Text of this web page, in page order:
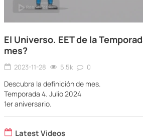
El Universo. EET de la
mes?
2023-11-28 5.5k 0
Descubra la definición de mes.
Temporada 4. Julio 2024
1er aniversario.
Latest Videos